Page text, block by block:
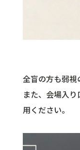
全盲の方も弱視
また、会場入
用ください。